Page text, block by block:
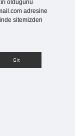
olduğunu
adresine
sitemizden